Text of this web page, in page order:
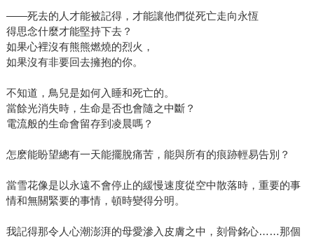
――死去的人才能被記得，才能讓他們從死亡走向永恆
得思念什麼才能堅持下去？
如果心裡沒有熊熊燃燒的烈火，
如果沒有非要回去擁抱的你。
不知道，鳥兒是如何入睡和死亡的。
當餘光消失時，生命是否也會隨之中斷？
電流般的生命會留存到凌晨嗎？
怎麽能盼望總有一天能擺脫痛苦，能與所有的痕跡輕易告別？
當雪花像是以永遠不會停止的緩慢速度從空中散落時，重要的事
情和無關緊要的事情，頓時變得分明。
我記得那令人心潮澎湃的母愛滲入皮膚之中，刻骨銘心……那個